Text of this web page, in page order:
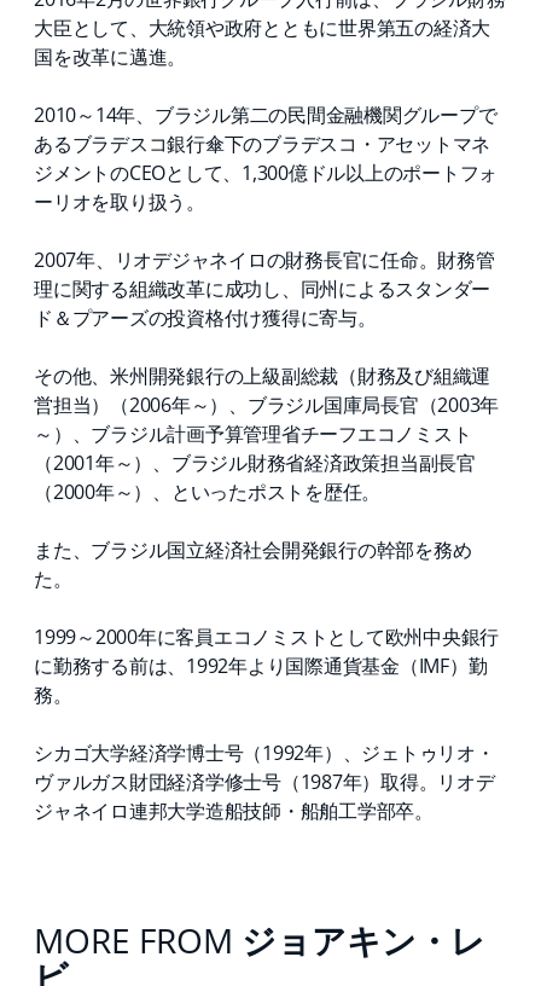
大臣として、大統領や政府とともに世界第五の経済大
国を改革に邁進。
2010～14年、ブラジル第二の民間金融機関グループで
あるブラデスコ銀行傘下のブラデスコ・アセットマネ
ジメントのCEOとして、1,300億ドル以上のポートフォ
ーリオを取り扱う。
2007年、リオデジャネイロの財務長官に任命。財務管
理に関する組織改革に成功し、同州によるスタンダー
ド＆プアーズの投資格付け獲得に寄与。
その他、米州開発銀行の上級副総裁（財務及び組織運
営担当）（2006年～）、ブラジル国庫局長官（2003年
～）、ブラジル計画予算管理省チーフエコノミスト
（2001年～）、ブラジル財務省経済政策担当副長官
（2000年～）、といったポストを歴任。
また、ブラジル国立経済社会開発銀行の幹部を務め
た。
1999～2000年に客員エコノミストとして欧州中央銀行
に勤務する前は、1992年より国際通貨基金（IMF）勤
務。
シカゴ大学経済学博士号（1992年）、ジェトゥリオ・
ヴァルガス財団経済学修士号（1987年）取得。リオデ
ジャネイロ連邦大学造船技師・船舶工学部卒。
MORE FROM ジョアキン・レ
ビ